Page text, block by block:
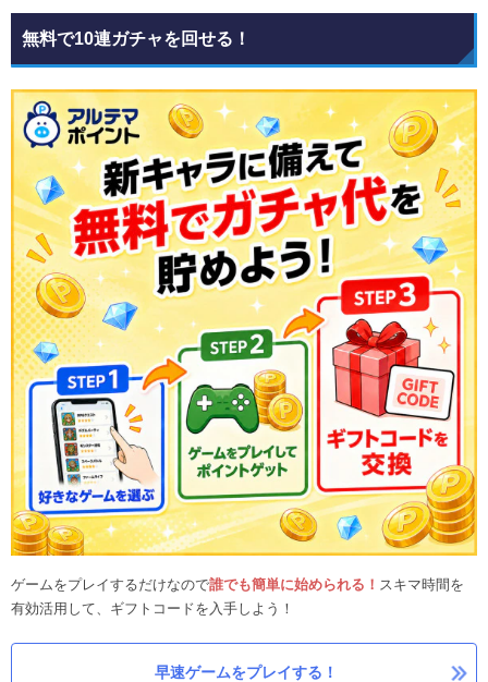
無料で10連ガチャを回せる！
ゲームをプレイするだけなので誰でも簡単に始められる！ スキマ時間を
有効活用して、ギフトコードを入手しよう！
早速ゲームをプレイする！